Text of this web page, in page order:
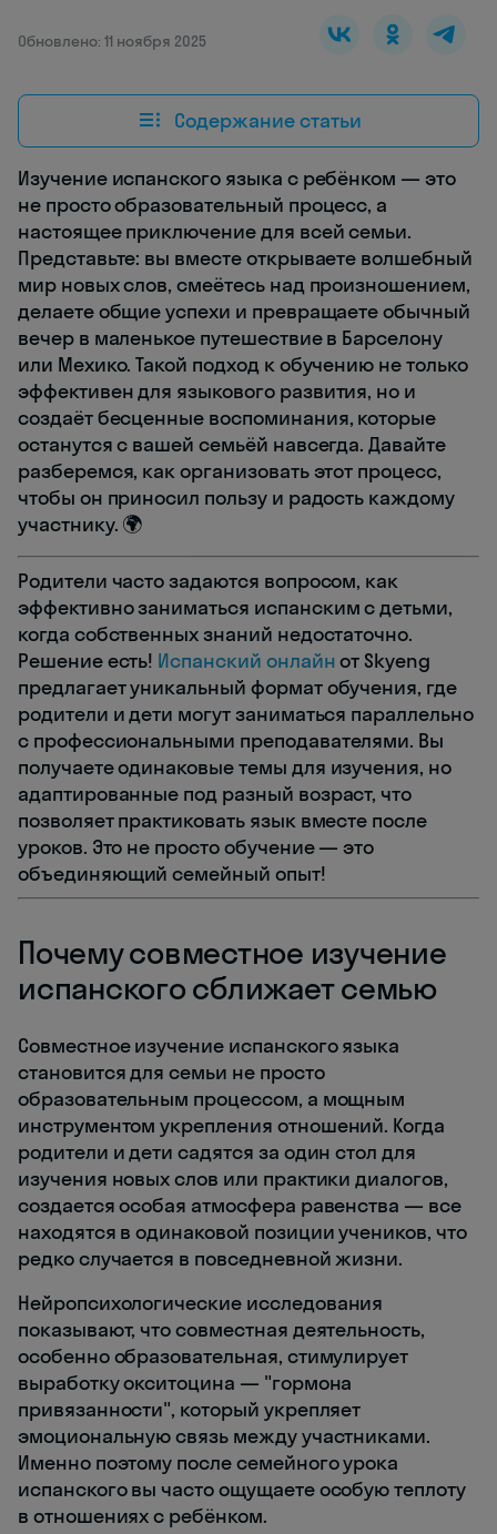
Обновлено: 11 ноября 2025
Содержание статьи
Изучение испанского языка с ребёнком — это
не просто образовательный процесс, а
настоящее приключение для всей семьи.
Представьте: вы вместе открываете волшебный
мир новых слов, смеётесь над произношением,
делаете общие успехи и превращаете обычный
вечер в маленькое путешествие в Барселону
или Мехико. Такой подход к обучению не только
эффективен для языкового развития, но и
создаёт бесценные воспоминания, которые
останутся с вашей семьёй навсегда. Давайте
разберемся, как организовать этот процесс,
чтобы он приносил пользу и радость каждому
участнику. 🌍
Родители часто задаются вопросом, как
эффективно заниматься испанским с детьми,
когда собственных знаний недостаточно.
Решение есть! Испанский онлайнот Skyeng
предлагает уникальный формат обучения, где
родители и дети могут заниматься параллельно
с профессиональными преподавателями. Вы
получаете одинаковые темы для изучения, но
адаптированные под разный возраст, что
позволяет практиковать язык вместе после
уроков. Это не просто обучение — это
объединяющий семейный опыт!
Почему совместное изучение
испанского сближает семью
Совместное изучение испанского языка
становится для семьи не просто
образовательным процессом, а мощным
инструментом укрепления отношений. Когда
родители и дети садятся за один стол для
изучения новых слов или практики диалогов,
создается особая атмосфера равенства — все
находятся в одинаковой позиции учеников, что
редко случается в повседневной жизни.
Нейропсихологические исследования
показывают, что совместная деятельность,
особенно образовательная, стимулирует
выработку окситоцина — "гормона
привязанности", который укрепляет
эмоциональную связь между участниками.
Именно поэтому после семейного урока
испанского вы часто ощущаете особую теплоту
в отношениях с ребёнком.